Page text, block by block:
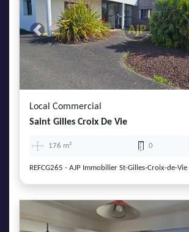
Previous
Local Commercial
Saint Gilles Croix De Vie
176 m² 0
REFCG265 - AJP Immobilier St-Gilles-Croix-de-Vie